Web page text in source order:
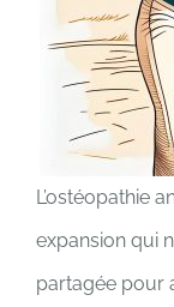
L’ostéopathie
expansion qui
partagée pour